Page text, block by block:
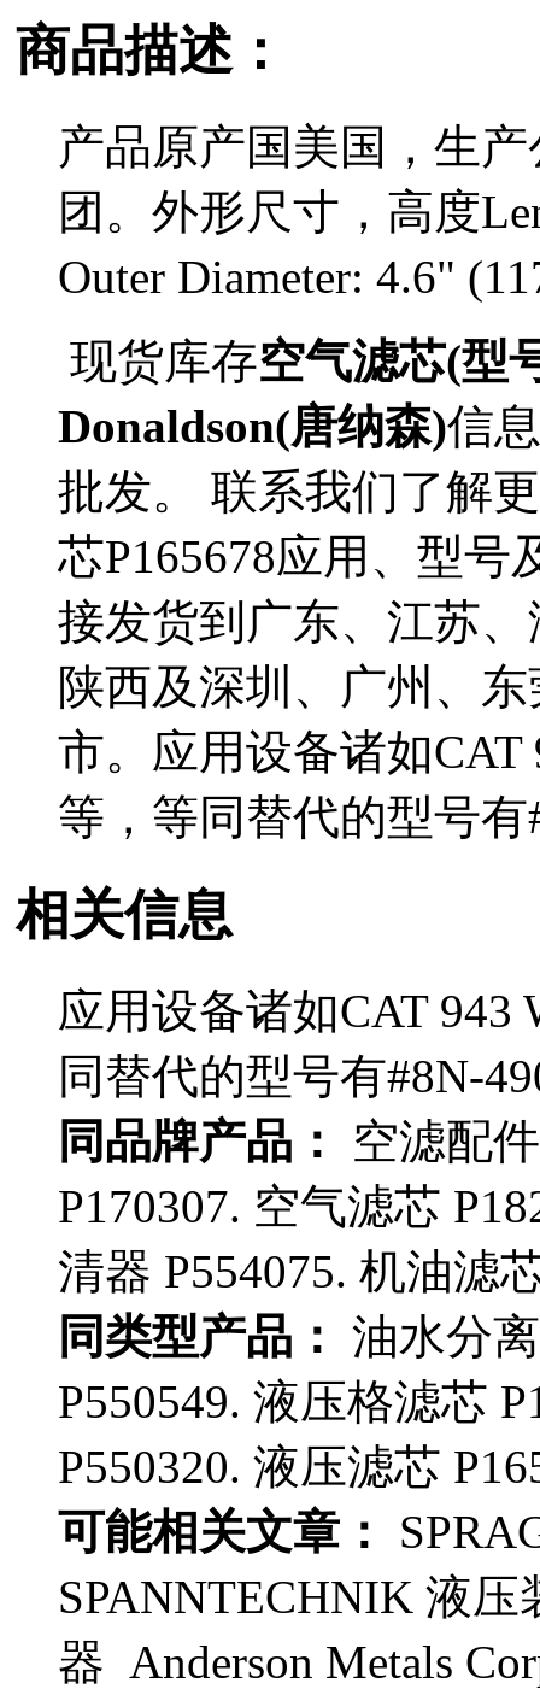
商品描述：
产品原产国美国，生
团。外形尺寸，高度
Outer Diameter: 4.6"
现货库存空气滤芯(型
Donaldson(唐纳森)信
批发。 联系我们了解
芯P165678应用、型号
接发货到广东、江苏
陕西及深圳、广州、
市。应用设备诸如
等，等同替代的型号有
相关信息
应用设备诸如CAT 943
同替代的型号有#8N-
同品牌产品：
空滤配
P170307. 空气滤芯
清器 P554075. 机油滤
同类型产品： 油水分
P550549. 液压格滤芯
P550320. 液压滤芯
可能相关文章：
SPANNTECHNIK 液
器 Anderson Metals